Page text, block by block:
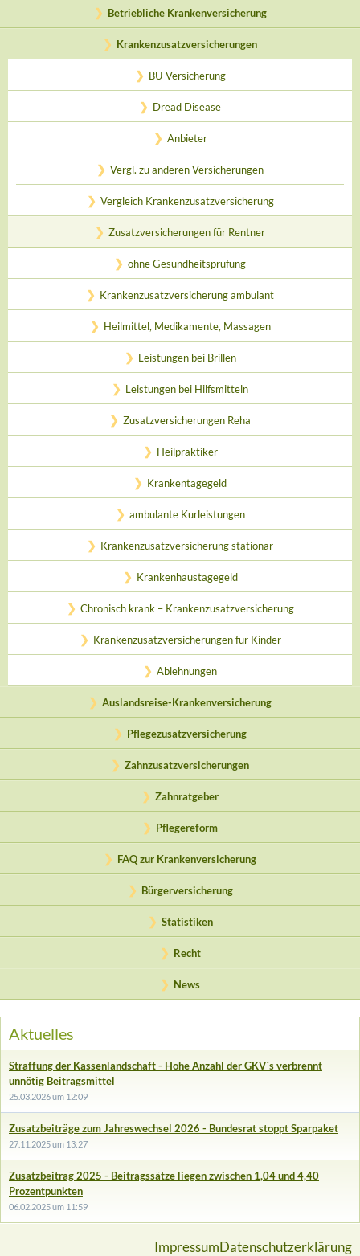
Betriebliche Krankenversicherung
Krankenzusatzversicherungen
BU-Versicherung
Dread Disease
Anbieter
Vergl. zu anderen Versicherungen
Vergleich Krankenzusatzversicherung
Zusatzversicherungen für Rentner
ohne Gesundheitsprüfung
Krankenzusatzversicherung ambulant
Heilmittel, Medikamente, Massagen
Leistungen bei Brillen
Leistungen bei Hilfsmitteln
Zusatzversicherungen Reha
Heilpraktiker
Krankentagegeld
ambulante Kurleistungen
Krankenzusatzversicherung stationär
Krankenhaustagegeld
Chronisch krank – Krankenzusatzversicherung
Krankenzusatzversicherungen für Kinder
Ablehnungen
Auslandsreise-Krankenversicherung
Pflegezusatzversicherung
Zahnzusatzversicherungen
Zahnratgeber
Pflegereform
FAQ zur Krankenversicherung
Bürgerversicherung
Statistiken
Recht
News
Aktuelles
Straffung der Kassenlandschaft - Hohe Anzahl der GKV´s verbrennt
unnötig Beitragsmittel
25.03.2026 um 12:09
Zusatzbeiträge zum Jahreswechsel 2026 - Bundesrat stoppt Sparpaket
27.11.2025 um 13:27
Zusatzbeitrag 2025 - Beitragssätze liegen zwischen 1,04 und 4,40
Prozentpunkten
06.02.2025 um 11:59
ImpressumDatenschutzerklärung